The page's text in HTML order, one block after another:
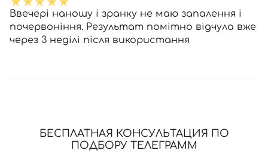
Ввечері наношу і зранку не маю запалення і
почервоніння. Результат помітно відчула вже
через 3 неділі після використання
БЕСПЛАТНАЯ КОНСУЛЬТАЦИЯ ПО
ПОДБОРУ ТЕЛЕГРАММ